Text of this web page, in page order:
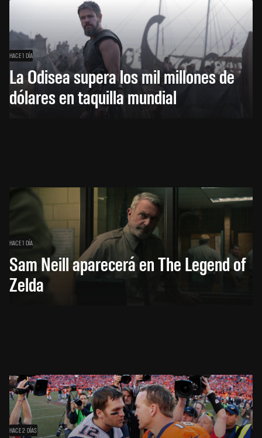
HACE 1 DÍA
La Odisea supera los mil millones de
dólares en taquilla mundial
HACE 1 DÍA
Sam Neill aparecerá en The Legend of
Zelda
HACE 2 DÍAS